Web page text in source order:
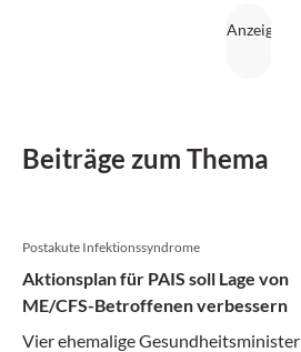
Beiträge zum Thema
Postakute Infektionssyndrome
Aktionsplan für PAIS soll Lage von
ME/CFS-Betroffenen verbessern
Vier ehemalige Gesundheitsminister